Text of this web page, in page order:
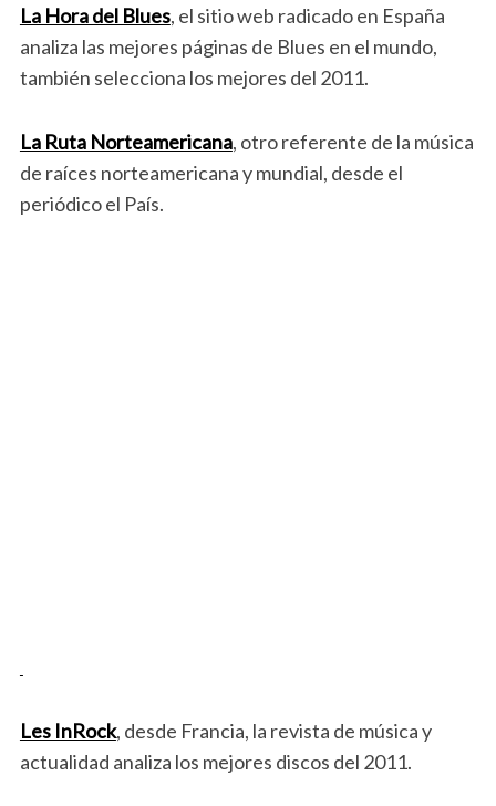
La Hora del Blues, el sitio web radicado en España
analiza las mejores páginas de Blues en el mundo,
también selecciona los mejores del 2011.
La Ruta Norteamericana, otro referente de la música
de raíces norteamericana y mundial, desde el
periódico el País.
Les InRock, desde Francia, la revista de música y
actualidad analiza los mejores discos del 2011.